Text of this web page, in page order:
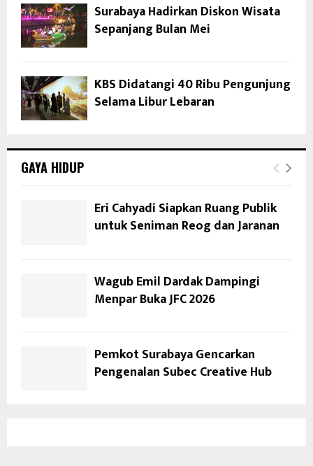
Surabaya Hadirkan Diskon Wisata
Sepanjang Bulan Mei
KBS Didatangi 40 Ribu Pengunjung
Selama Libur Lebaran
GAYA HIDUP
Eri Cahyadi Siapkan Ruang Publik
untuk Seniman Reog dan Jaranan
Wagub Emil Dardak Dampingi
Menpar Buka JFC 2026
Pemkot Surabaya Gencarkan
Pengenalan Subec Creative Hub